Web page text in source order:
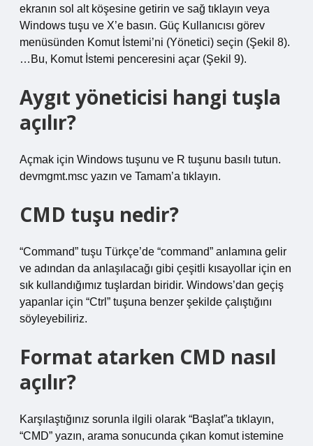
ekranın sol alt köşesine getirin ve sağ tıklayın veya
Windows tuşu ve X’e basın. Güç Kullanıcısı görev
menüsünden Komut İstemi’ni (Yönetici) seçin (Şekil 8).
…Bu, Komut İstemi penceresini açar (Şekil 9).
Aygıt yöneticisi hangi tuşla
açılır?
Açmak için Windows tuşunu ve R tuşunu basılı tutun.
devmgmt.msc yazın ve Tamam’a tıklayın.
CMD tuşu nedir?
“Command” tuşu Türkçe’de “command” anlamına gelir
ve adından da anlaşılacağı gibi çeşitli kısayollar için en
sık kullandığımız tuşlardan biridir. Windows’dan geçiş
yapanlar için “Ctrl” tuşuna benzer şekilde çalıştığını
söyleyebiliriz.
Format atarken CMD nasıl
açılır?
Karşılaştığınız sorunla ilgili olarak “Başlat”a tıklayın,
“CMD” yazın, arama sonucunda çıkan komut istemine